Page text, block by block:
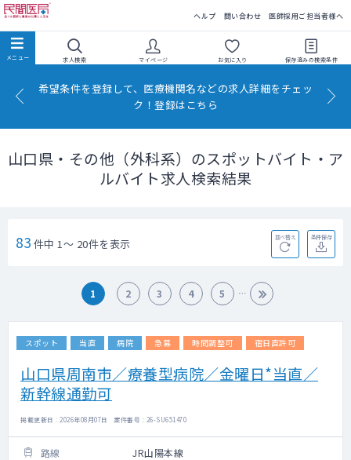
ヘルプ 問い合わせ 医師採用ご担当者様へ
求人検索 マイページ お気に入り 保存済みの検索条件
希望条件を登録して、医療機関名などの求人詳細をチェッ
ク！登録はこちら
山口県・その他（外科系）のスポットバイト・ア
ルバイト求人検索結果
83 件中 1～ 20件を表示 並べ替え 条件保存
1 2 3 4 5
スポット 当直 病院 急募 時間調整可 宿日直許可
山口県周南市／療養型病院／金曜日*当直／
新幹線通勤可
掲載更新日 : 2026年08月07日 案件番号 : 26-SU651470
路線 JR山陽本線